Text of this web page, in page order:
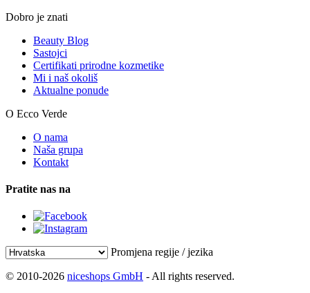
Dobro je znati
Beauty Blog
Sastojci
Certifikati prirodne kozmetike
Mi i naš okoliš
Aktualne ponude
O Ecco Verde
O nama
Naša grupa
Kontakt
Pratite nas na
Promjena regije / jezika
© 2010-2026 niceshops GmbH - All rights reserved.